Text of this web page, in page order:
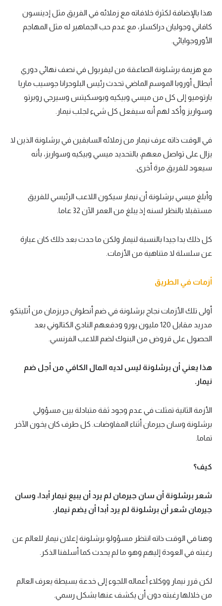
هذا بالإضافة لكثرة خلافاته مع زملائه في الفريق مثل إدينسون
كافاني وجوليان دراكسلر، مع عدم حب الجماهير له مثل المهاجم
الأوروجوايائي.
مع هزيمة برشلونة الصاعقة من ليفربول في نصف نهائي دوري
أبطال أوروبا الموسم الماضي تحدث رئيس البلوجرانا جوسيب ماريا
بارتوميو إلى كل من ميسي وبيكيه وبوسكيتس وسيرجي روبرتو
وسواريز وأكد لهم أنه سيفعل كل شيء لجلب نيمار.
في الوقت ذاته عرف نيمار من زملائه السابقين في برشلونة الذين لا
يزال على تواصل معهم، بالتحديد ميسي وبيكيه وسواريز، بأنه
سيعود للفريق مرة أخرى.
وأبلغ ميسي برشلونة أن نيمار سيكون اللاعب الرئيسي للفريق
مستقبلا بالنظر لسنه إذ يبلغ من العمر الآن 32 عاما.
كل ذلك بدا جيدا بالنسبة لنيمار ولكن ما حدث بعد ذلك كان عبارة
عن سلسلة لا متناهية من الأزمات.
أزمات في الطريق
أولى تلك الأزمات نجاح برشلونة في ضم أنطوان جريزمان من أتليتكو
مدريد مقابل 120 مليون يورو ودفعهم النادي الكتالوني بعد
الحصول على قروض من البنوك لضم اللاعب الفرنسي.
هذا يعني أن برشلونة ليس لديه المال الكافي من أجل ضم
نيمار.
الأزمة الثانية تمثلت في عدم وجود ثقة متبادلة بين مسؤولي
برشلونة وسان جيرمان أثناء المفاوضات. كل طرف كان يخون الآخر
تماما.
كيف؟
شعر برشلونة أن سان جيرمان لم يرد أن يبيع نيمار أبدا، وسان
جيرمان شعر أن برشلونة لم يرد أبدا أن يضم نيمار.
وهنا في الوقت ذاته انتظر مسؤولو برشلونة إعلان نيمار للعالم عن
رغبته في العودة إليهم وهو ما لم يحدث كما أسلفنا الذكر.
لكن قرر نيمار ووكلاء أعماله اللجوء إلى خدعة بسيطة يعرف العالم
من خلالها رغبته دون أن يكشف عنها بشكل رسمي.